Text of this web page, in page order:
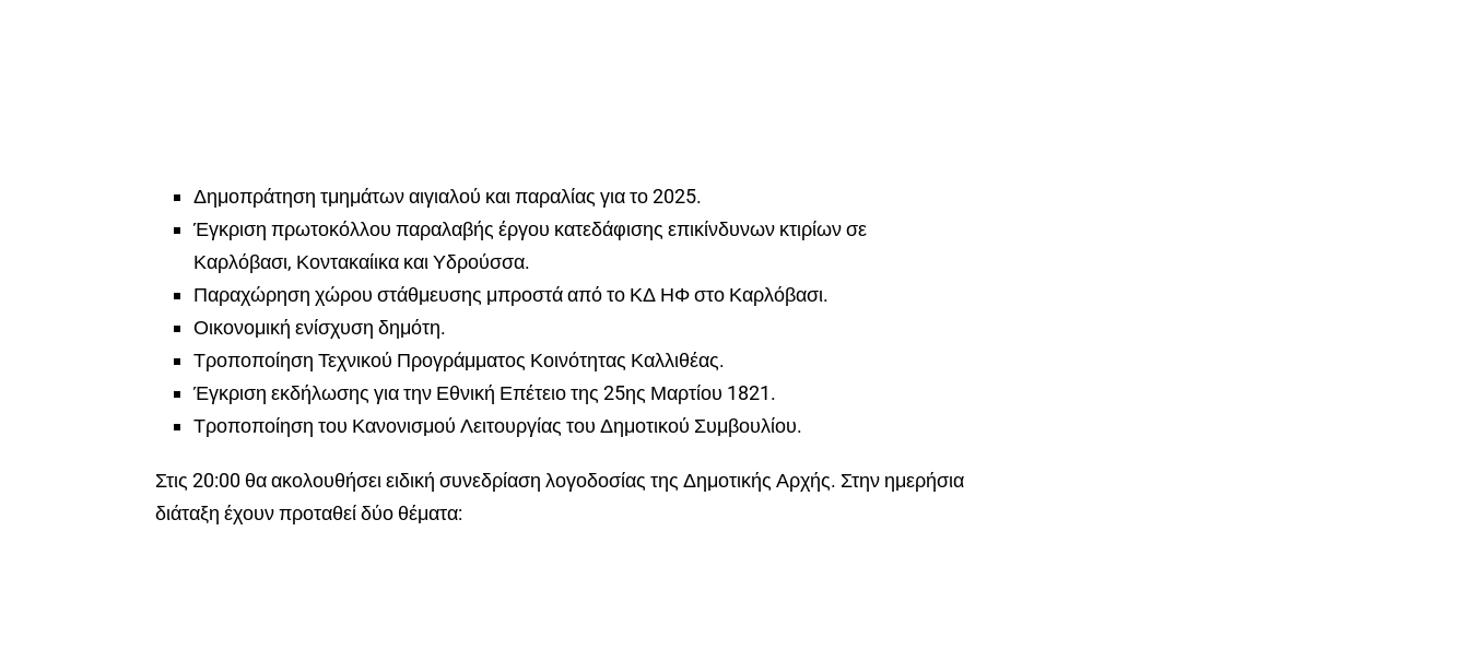
Δημοπράτηση τμημάτων αιγιαλού και παραλίας για το 2025.
Έγκριση πρωτοκόλλου παραλαβής έργου κατεδάφισης επικίνδυνων κτιρίων σε
Καρλόβασι, Κοντακαίικα και Υδρούσσα.
Παραχώρηση χώρου στάθμευσης μπροστά από το ΚΔ ΗΦ στο Καρλόβασι.
Οικονομική ενίσχυση δημότη.
Τροποποίηση Τεχνικού Προγράμματος Κοινότητας Καλλιθέας.
Έγκριση εκδήλωσης για την Εθνική Επέτειο της 25ης Μαρτίου 1821.
Τροποποίηση του Κανονισμού Λειτουργίας του Δημοτικού Συμβουλίου.
Στις 20:00 θα ακολουθήσει ειδική συνεδρίαση λογοδοσίας της Δημοτικής Αρχής. Στην ημερήσια
διάταξη έχουν προταθεί δύο θέματα: